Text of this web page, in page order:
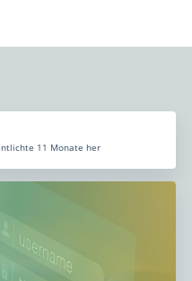
11 Monate her